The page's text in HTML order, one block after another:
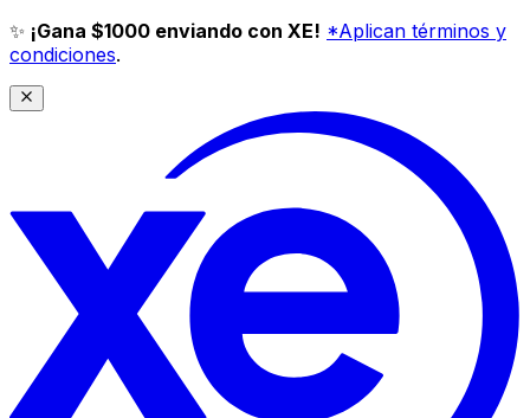
✨ ¡Gana $1000 enviando con XE! *Aplican términos y
condiciones.